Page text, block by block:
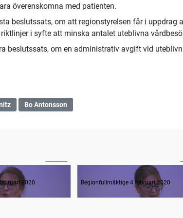
överenskomna med patienten.
beslutssats, om att regionstyrelsen får i uppdrag
i syfte att minska antalet uteblivna
beslutssats, om en administrativ avgift vid
Bo Antonsson
2020 Regionfullmäktige 4 februari 2020